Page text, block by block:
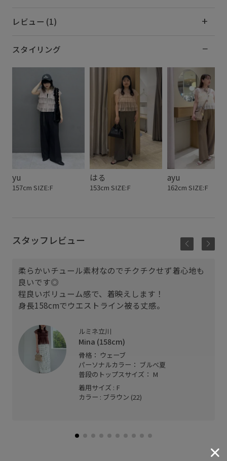
レビュー (1)
スタイリング
yu
157cm SIZE:F
はる
153cm SIZE:F
ayu
162cm SIZE:F
スタッフレビュー
柔らかいチュール素材なのでチクチクせず着心地も
良いです◎
程良いボリューム感で、着映えします！
身長158cmでウエストライン被る丈感。
ルミネ立川
Mina (158cm)
骨格： ウェーブ
パーソナルカラー： ブルべ夏
普段のトップスサイズ： M
着用サイズ : F
カラー : ブラウン (22)